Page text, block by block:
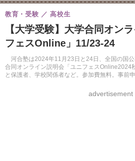
親子で考える大学選び 高校受験 中学受験
共通テスト 夏休み
8月開催イベント・WS 全国公立高校 過去問
自由研究教材（小学生向け） 自由研究教材（中学
【大学受験】大学合同オン
フェスOnline」11/23-24
河合塾は2024年11月23日と24日、全国の国
合同オンライン説明会「ユニフェスOnline2024
と保護者、学校関係者など。参加費無料。事前
教育・受験 高校生
advertisement